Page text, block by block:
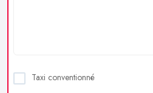
Taxi conventionné